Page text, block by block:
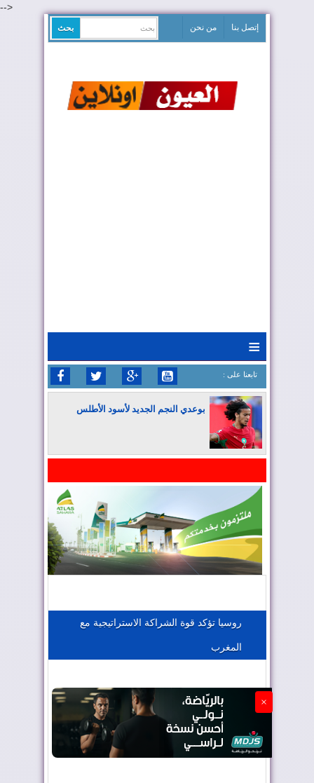
-->
إتصل بنا من نحن
≡
: تابعنا على
بوعدي النجم الجديد لأسود الأطلس
المغرب يعزز موقعه في صناعة الطيران
الجزائر تستسلم لفرنسا
روسيا تؤكد قوة الشراكة الاستراتيجية مع
المغرب
×